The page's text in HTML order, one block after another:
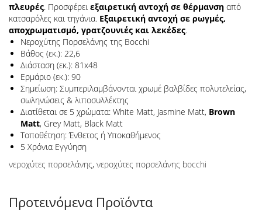
πλευρές. Προσφέρει εξαιρετική αντοχή σε θέρμανση από
κατσαρόλες και τηγάνια. Εξαιρετική αντοχή σε ρωγμές,
αποχρωματισμό, γρατζουνιές και λεκέδες.
Νεροχύτης Πορσελάνης της Bocchi
Βάθος (εκ.): 22,6
Διάσταση (εκ.): 81x48
Ερμάριο (εκ.): 90
Σημείωση: Συμπεριλαμβάνονται χρωμέ βαλβίδες πολυτελείας,
σωληνώσεις & λιποσυλλέκτης
Διατίθεται σε 5 χρώματα: White Matt, Jasmine Matt, Brown
Matt, Grey Matt, Black Matt
Τοποθέτηση: Ένθετος ή Υποκαθήμενος
5 Χρόνια Εγγύηση
νεροχύτες πορσελάνης, νεροχύτες πορσελάνης bocchi
Προτεινόμενα Προϊόντα